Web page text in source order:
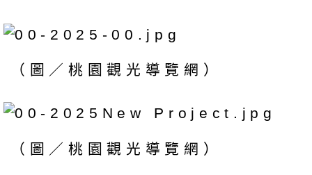
（圖／桃園觀光導覽網）
（圖／桃園觀光導覽網）